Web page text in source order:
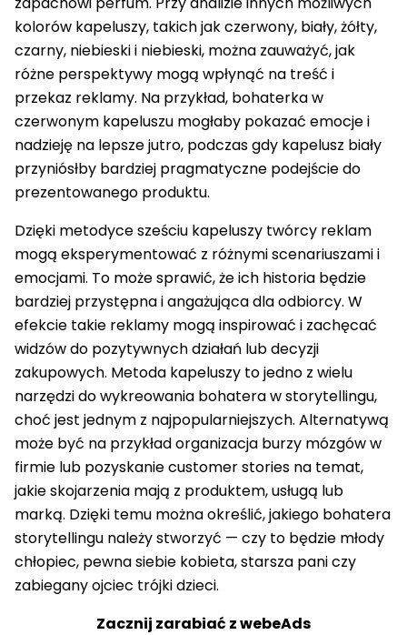
kolorów kapeluszy, takich jak czerwony, biały, żółty,
czarny, niebieski i niebieski, można zauważyć, jak
różne perspektywy mogą wpłynąć na treść i
przekaz reklamy. Na przykład, bohaterka w
czerwonym kapeluszu mogłaby pokazać emocje i
nadzieję na lepsze jutro, podczas gdy kapelusz biały
przyniósłby bardziej pragmatyczne podejście do
prezentowanego produktu.
Dzięki metodyce sześciu kapeluszy twórcy reklam
mogą eksperymentować z różnymi scenariuszami i
emocjami. To może sprawić, że ich historia będzie
bardziej przystępna i angażująca dla odbiorcy. W
efekcie takie reklamy mogą inspirować i zachęcać
widzów do pozytywnych działań lub decyzji
zakupowych. Metoda kapeluszy to jedno z wielu
narzędzi do wykreowania bohatera w storytellingu,
choć jest jednym z najpopularniejszych. Alternatywą
może być na przykład organizacja burzy mózgów w
firmie lub pozyskanie customer stories na temat,
jakie skojarzenia mają z produktem, usługą lub
marką. Dzięki temu można określić, jakiego bohatera
storytellingu należy stworzyć — czy to będzie młody
chłopiec, pewna siebie kobieta, starsza pani czy
zabiegany ojciec trójki dzieci.
Zacznij zarabiać z webeAds